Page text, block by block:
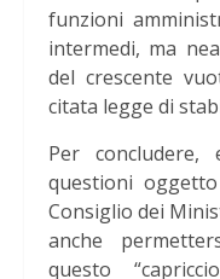
funzioni
intermedi, ma
del crescente
citata legge di
Per
questioni
Consiglio dei
anche
questo